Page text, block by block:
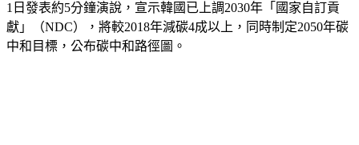
韓聯社報導，文在寅為出席COP26前往英國訪問，在當地時間
1日發表約5分鐘演說，宣示韓國已上調2030年「國家自訂貢
獻」（NDC），將較2018年減碳4成以上，同時制定2050年碳